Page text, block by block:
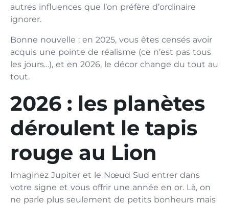
autres influences que l’on préfère d’ordinaire
ignorer.
Bonne nouvelle : en 2025, vous êtes censés avoir
acquis une pointe de réalisme (ce n’est pas tous
les jours…), et en 2026, le décor change du tout au
tout.
2026 : les planètes
déroulent le tapis
rouge au Lion
Imaginez Jupiter et le Nœud Sud entrer dans
votre signe et vous offrir une année en or. Là, on
ne parle plus seulement de petits bonheurs mais